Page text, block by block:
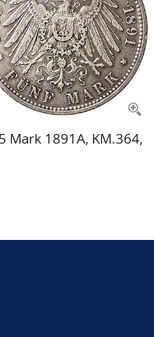
5 Mark 1891A, KM.364,